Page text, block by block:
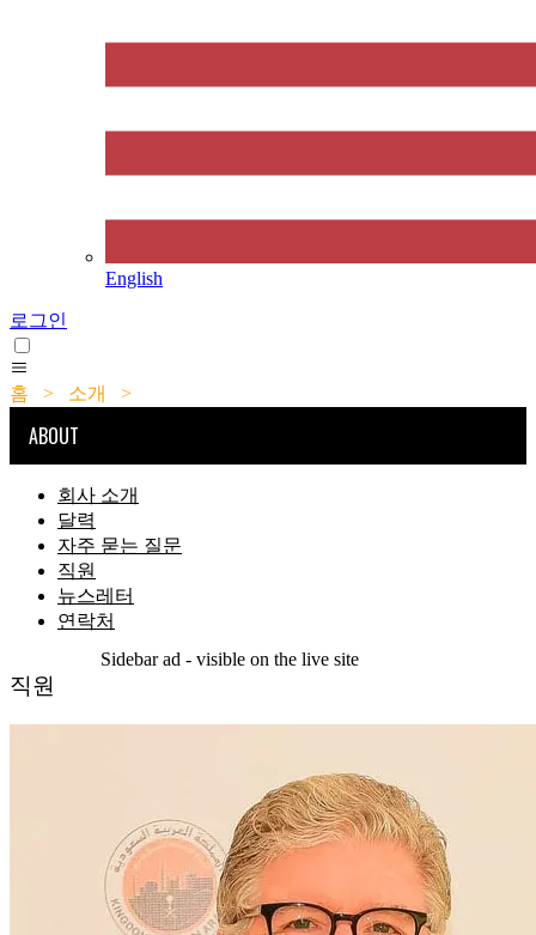
English
로그인
홈 > 소개 >
ABOUT
회사 소개
달력
자주 묻는 질문
직원
뉴스레터
연락처
Sidebar ad - visible on the live site
직원